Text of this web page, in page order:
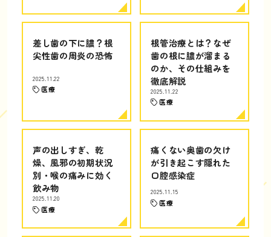
差し歯の下に膿？根
尖性歯の周炎の恐怖
2025.11.22
医療
根管治療とは？なぜ
歯の根に膿が溜まる
のか、その仕組みを
徹底解説
2025.11.22
医療
声の出しすぎ、乾
燥、風邪の初期状況
別・喉の痛みに効く
飲み物
2025.11.20
医療
痛くない奥歯の欠け
が引き起こす隠れた
口腔感染症
2025.11.15
医療